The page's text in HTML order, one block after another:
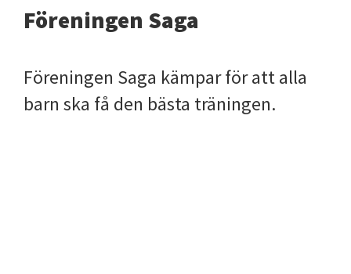
Föreningen Saga
Föreningen Saga kämpar för att alla
barn ska få den bästa träningen.